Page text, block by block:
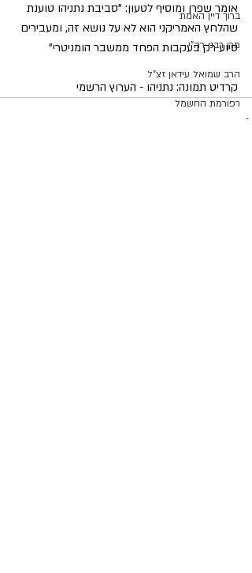
ברוך דיין האמת
מרן רבנו רה"י
הרב שמואל עידאן זצ"ל
רפורמת החשמל
אומר שפרן ומוסיף לטעון: "סביבת נתניהו טוענת
שהלחץ האמריקני הוא לא על נושא זה, ומעבירים
סיוע רק בעקבות הפחד ממשבר הומניטרי"
קרדיט תמונה: נתניהו - הערוץ הרשמי